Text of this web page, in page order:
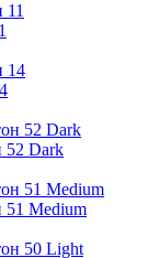
52 Dark
51 Medium